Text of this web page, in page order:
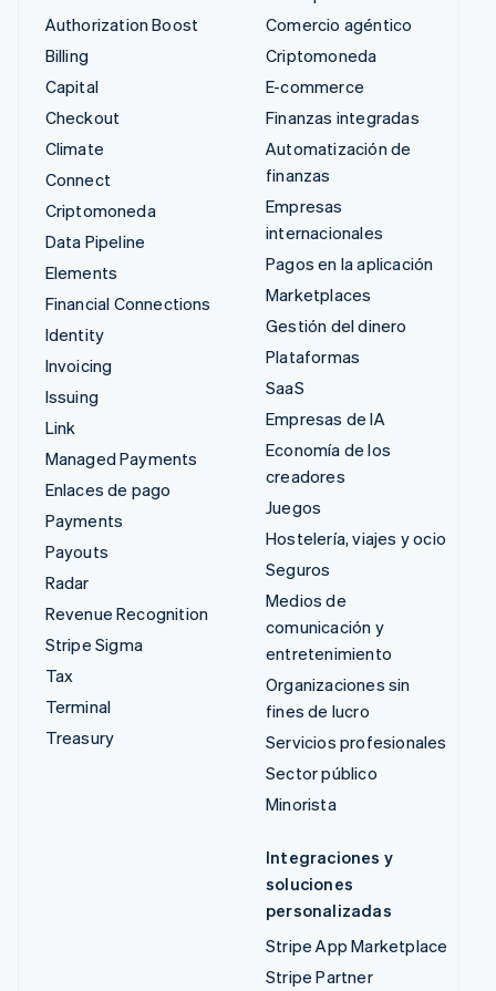
Authorization Boost
Billing
Capital
Checkout
Climate
Connect
Criptomoneda
Data Pipeline
Elements
Financial Connections
Identity
Invoicing
Issuing
Link
Managed Payments
Enlaces de pago
Payments
Payouts
Radar
Revenue Recognition
Stripe Sigma
Tax
Terminal
Treasury
Comercio agéntico
Criptomoneda
E-commerce
Finanzas integradas
Automatización de
finanzas
Empresas
internacionales
Pagos en la aplicación
Marketplaces
Gestión del dinero
Plataformas
SaaS
Empresas de IA
Economía de los
creadores
Juegos
Hostelería, viajes y ocio
Seguros
Medios de
comunicación y
entretenimiento
Organizaciones sin
fines de lucro
Servicios profesionales
Sector público
Minorista
Integraciones y
soluciones
personalizadas
Stripe App Marketplace
Stripe Partner